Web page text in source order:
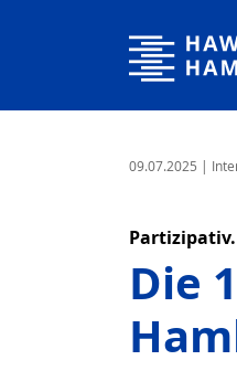
Hochschule für
09.07.2025 |
Die